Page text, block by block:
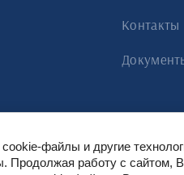
Контакты
cookie-файлы и другие
Продолжая работу с сайтом,